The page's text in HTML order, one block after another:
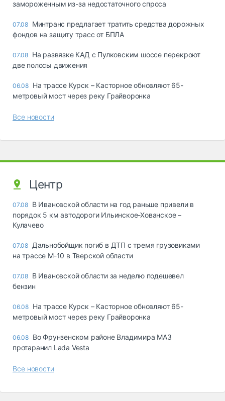
замороженным из-за недостаточного спроса
07.08 Минтранс предлагает тратить средства дорожных
фондов на защиту трасс от БПЛА
07.08 На развязке КАД с Пулковским шоссе перекроют
две полосы движения
06.08 На трассе Курск – Касторное обновляют 65-
метровый мост через реку Грайворонка
Все новости
Центр
07.08 В Ивановской области на год раньше привели в
порядок 5 км автодороги Ильинское-Хованское –
Кулачево
07.08 Дальнобойщик погиб в ДТП с тремя грузовиками
на трассе М-10 в Тверской области
07.08 В Ивановской области за неделю подешевел
бензин
06.08 На трассе Курск – Касторное обновляют 65-
метровый мост через реку Грайворонка
06.08 Во Фрунзенском районе Владимира МАЗ
протаранил Lada Vesta
Все новости